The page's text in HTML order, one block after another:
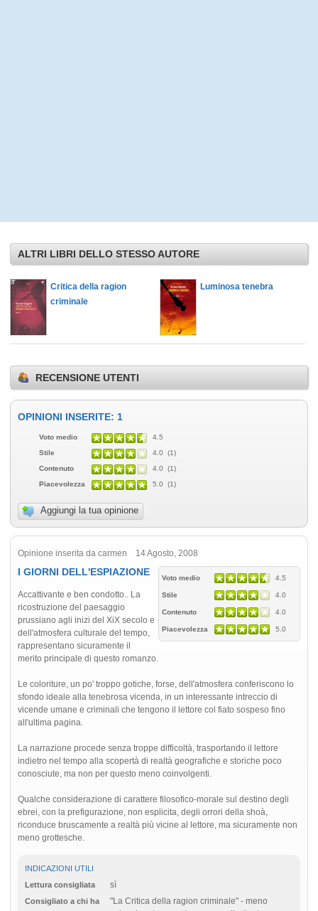
ALTRI LIBRI DELLO STESSO AUTORE
Critica della ragion
criminale
Luminosa tenebra
RECENSIONE UTENTI
OPINIONI INSERITE: 1
Voto medio
4.5
Stile
4.0 (1)
Contenuto
4.0 (1)
Piacevolezza
5.0 (1)
Aggiungi la tua opinione
Opinione inserita da carmen 14 Agosto, 2008
Voto medio 4.5
Stile 4.0
Contenuto 4.0
Piacevolezza 5.0
I GIORNI DELL'ESPIAZIONE
Accattivante e ben condotto.. La
ricostruzione del paesaggio
prussiano agli inizi del XiX secolo e
dell'atmosfera culturale del tempo,
rappresentano sicuramente il
merito principale di questo romanzo.
Le coloriture, un po' troppo gotiche, forse, dell'atmosfera conferiscono lo
sfondo ideale alla tenebrosa vicenda, in un interessante intreccio di
vicende umane e criminali che tengono il lettore col fiato sospeso fino
all'ultima pagina.
La narrazione procede senza troppe difficoltà, trasportando il lettore
indietro nel tempo alla scopertà di realtà geografiche e storiche poco
conosciute, ma non per questo meno coinvolgenti.
Qualche considerazione di carattere filosofico-morale sul destino degli
ebrei, con la prefigurazione, non esplicita, degli orrori della shoà,
riconduce bruscamente a realtà più vicine al lettore, ma sicuramente non
meno grottesche.
INDICAZIONI UTILI
Lettura consigliata
sì
Consigliato a chi ha
"La Critica della ragion criminale" - meno